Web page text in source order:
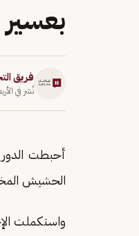
بعسير
فريق
نُشر في الأربعاء 15
أحبطت
الحشيش
واستكملت